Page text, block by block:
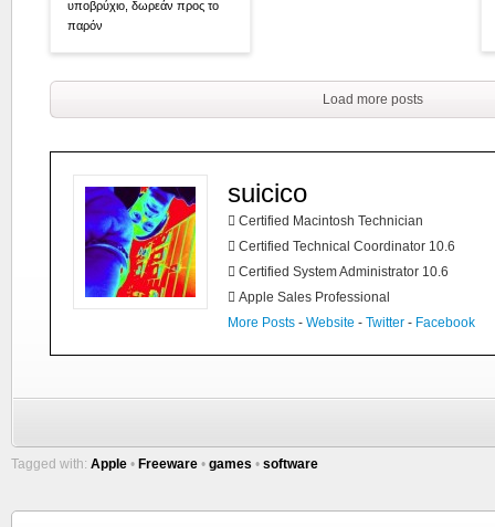
υποβρύχιο, δωρεάν προς το
παρόν
Load more posts
suicico
 Certified Macintosh Technician
 Certified Technical Coordinator 10.6
 Certified System Administrator 10.6
 Apple Sales Professional
More Posts - Website - Twitter - Facebook
Tagged with: Apple • Freeware • games • software